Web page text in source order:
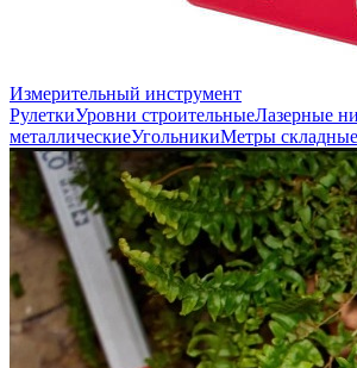
Измерительный инструмент
РулеткиУровни строительныеЛазерные
металлическиеУгольникиМетры складные